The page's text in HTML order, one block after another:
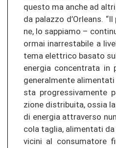
ques­to ma anche ad
da pa­la­z­zo d’Or­leans.
ne, lo sap­pia­mo –
ormai in­ar­res­ta­bi­le a
te­ma elet­tri­co ba­sa­to
ener­gia con­cen­tra­ta in
ge­ne­r­al­men­te
sta pro­gres­si­va­men­te
zio­ne dis­tri­bui­ta, ossia
di ener­gia at­tra­ver­so
co­la tag­lia, ali­men­ta­ti
vi­ci­ni al con­su­ma­to­re